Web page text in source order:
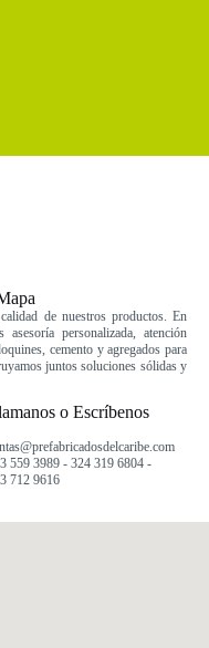
de nuestros productos. En
personalizada, atención
cemento y agregados para
juntos soluciones sólidas y
o Escríbenos
559 3989 - 324 319 6804 -
712 9616